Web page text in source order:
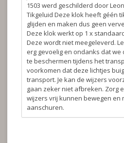
1503 werd geschilderd door
Tikgeluid Deze klok heeft géén
glijden en maken dus geen
Deze klok werkt op 1 x
Deze wordt niet meegeleverd.
erg gevoelig en ondanks dat
te beschermen tijdens het
voorkomen dat deze lichtjes
transport. Je kan de wijzers
gaan zeker niet afbreken. Zorg
wijzers vrij kunnen bewegen en
aanschuren.